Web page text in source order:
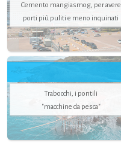
Cemento mangiasmog, per avere
porti più puliti e meno inquinati
Trabocchi, i pontili
"macchine da pesca"